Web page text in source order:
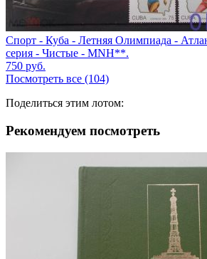
Спорт - Куба - Летняя Олимпиада -
серия - Чистые - MNH**.
750 руб.
Посмотреть все (104)
Поделиться этим лотом:
Рекомендуем посмотреть